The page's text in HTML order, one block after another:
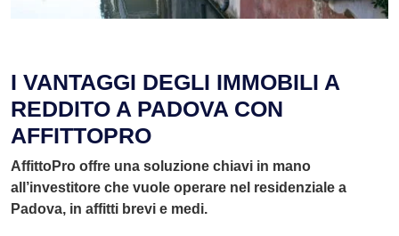
I VANTAGGI DEGLI IMMOBILI A
REDDITO A PADOVA CON
AFFITTOPRO
AffittoPro offre una soluzione chiavi in mano
all’investitore che vuole operare nel residenziale a
Padova, in affitti brevi e medi.